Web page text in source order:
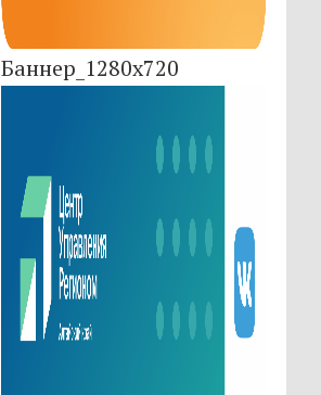
Баннер_1280x720